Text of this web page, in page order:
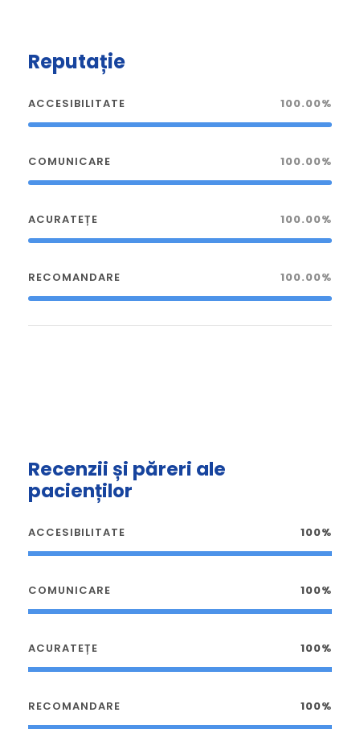
Reputație
ACCESIBILITATE 100.00%
COMUNICARE 100.00%
ACURATEȚE 100.00%
RECOMANDARE 100.00%
Recenzii și păreri ale
pacienților
ACCESIBILITATE 100%
COMUNICARE 100%
ACURATEȚE 100%
RECOMANDARE 100%